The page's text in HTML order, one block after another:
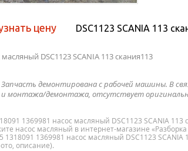
цену DSC1123 SCANIA 113
DSC1123 SCANIA 113 скания113
демонтирована с рабочей машины. В
монтажа/демонтажа, отсутствует
1369981 насос масляный DSC1123 SCANIA 113
насос масляный в интернет-магазине «Разборка
1318091 1369981 насос масляный DSC1123
описание).